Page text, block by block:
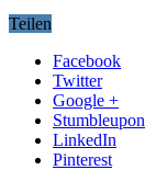
Teilen
Facebook
Twitter
Google +
Stumbleupon
LinkedIn
Pinterest